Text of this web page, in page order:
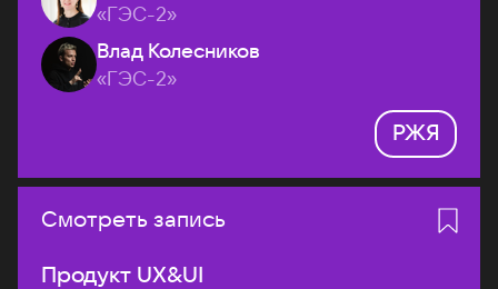
«ГЭС-2»
Влад Колесников
«ГЭС-2»
РЖЯ
Смотреть запись
Продукт UX&UI